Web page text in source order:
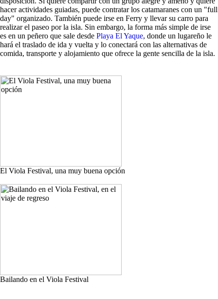
hacer actividades guiadas, puede contratar los catamaranes con un "full
day" organizado. También puede irse en Ferry y llevar su carro para
realizar el paseo por la isla. Sin embargo, la forma más simple de irse
es en un peñero que sale desde Playa El Yaque, donde un lugareño le
hará el traslado de ida y vuelta y lo conectará con las alternativas de
comida, transporte y alojamiento que ofrece la gente sencilla de la isla.
El Viola Festival, una muy buena opción
Bailando en el Viola Festival